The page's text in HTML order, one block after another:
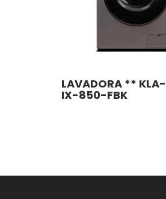
LAVADORA **
IX-850-FBK